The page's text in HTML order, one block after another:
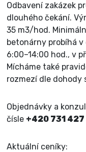
Odbavení zakázek
dlouhého čekání.
35 m3/hod.
betonárny probíhá
6:00–14:00 hod., v
Mícháme také
rozmezí dle dohody
Objednávky a
čísle +420 731
Aktuální ceníky: